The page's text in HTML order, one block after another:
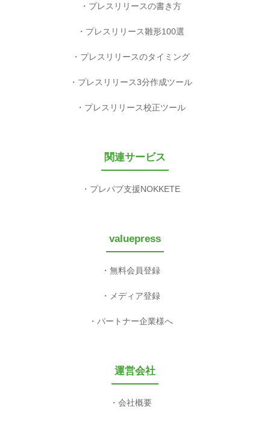
プレスリリースの書き方
プレスリリース雛形100選
プレスリリースのタイミング
プレスリリース3分作成ツール
プレスリリース校正ツール
関連サービス
プレパブ支援NOKKETE
valuepress
無料会員登録
メディア登録
パートナー企業様へ
運営会社
会社概要